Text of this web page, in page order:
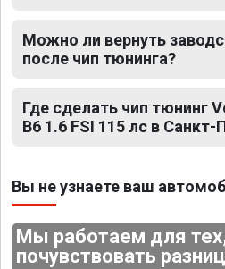
Можно ли вернуть
после чип тюнинга?
Где сделать чип тюнинг
B6 1.6 FSI 115 лс в Санкт-
Вы не узнаете ваш
Мы работаем для
почувствовать